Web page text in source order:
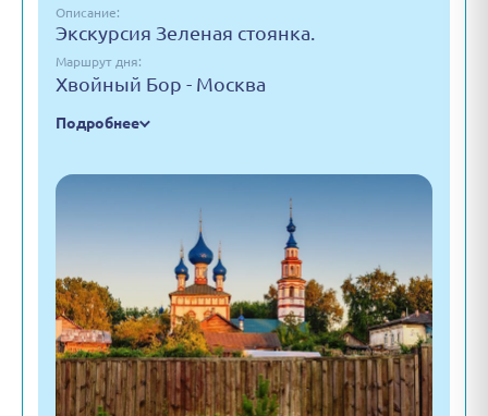
Описание:
Экскурсия Зеленая стоянка.
Маршрут дня:
Хвойный Бор - Москва
Подробнее